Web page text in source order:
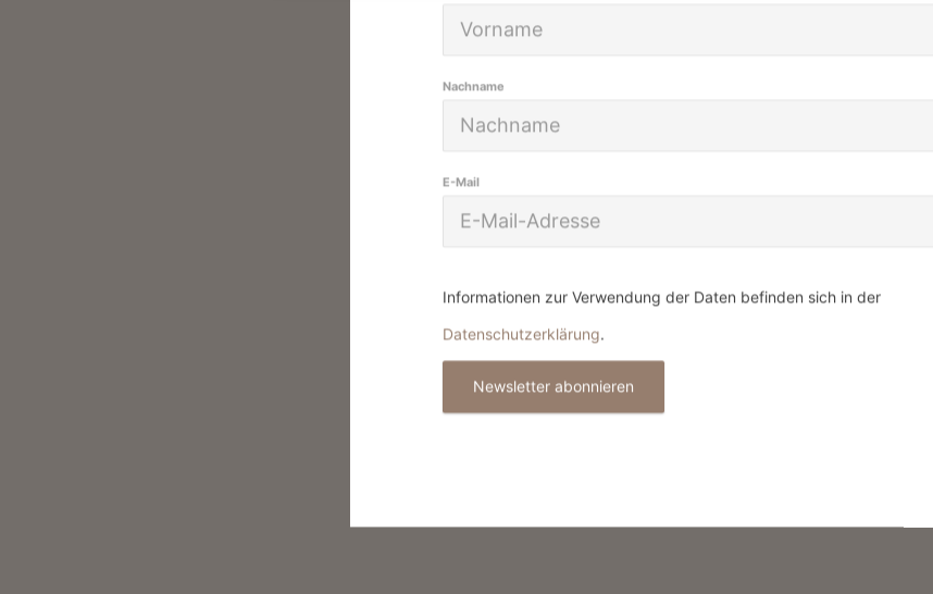
Nachname
E-Mail
Informationen zur Verwendung der Daten befinden sich in der
Datenschutzerklärung.
Newsletter abonnieren